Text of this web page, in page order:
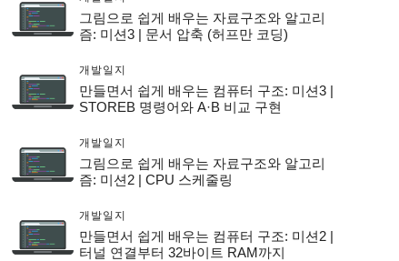
그림으로 쉽게 배우는 자료구조와 알고리
즘: 미션3 | 문서 압축 (허프만 코딩)
개발일지
만들면서 쉽게 배우는 컴퓨터 구조: 미션3 |
STOREB 명령어와 A·B 비교 구현
개발일지
그림으로 쉽게 배우는 자료구조와 알고리
즘: 미션2 | CPU 스케줄링
개발일지
만들면서 쉽게 배우는 컴퓨터 구조: 미션2 |
터널 연결부터 32바이트 RAM까지